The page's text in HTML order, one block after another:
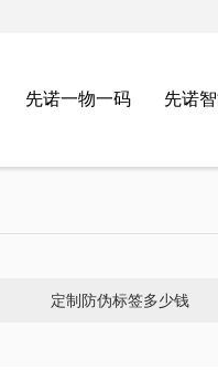
先诺一物一码 先诺
定制防伪标签多少钱